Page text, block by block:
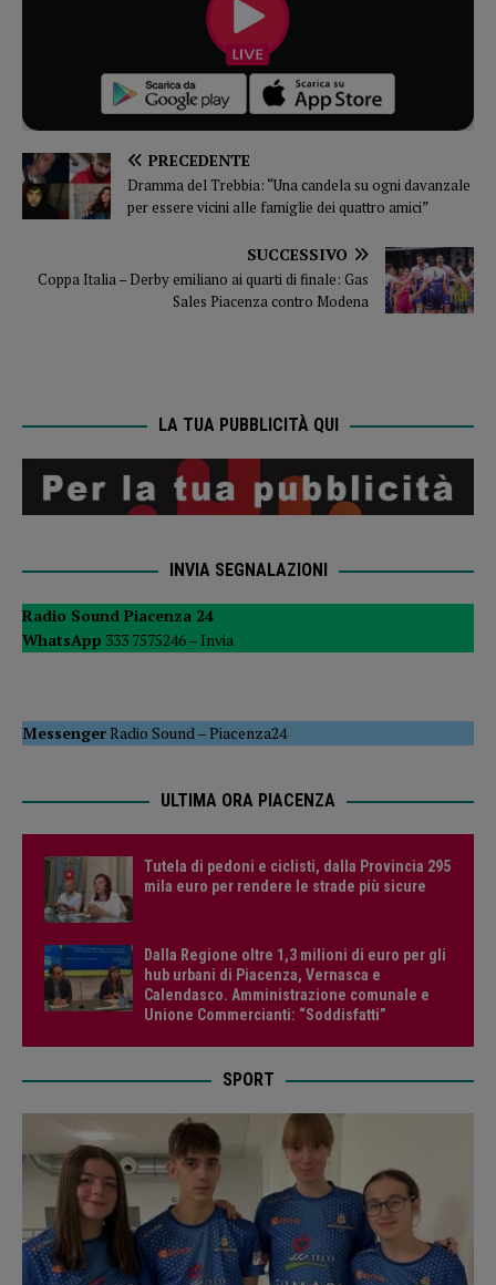
PRECEDENTE
Dramma del Trebbia: “Una candela su ogni davanzale
per essere vicini alle famiglie dei quattro amici”
SUCCESSIVO
Coppa Italia – Derby emiliano ai quarti di finale: Gas
Sales Piacenza contro Modena
LA TUA PUBBLICITÀ QUI
INVIA SEGNALAZIONI
Radio Sound Piacenza 24
WhatsApp 333 7575246 – Invia
MessengerRadio Sound –Piacenza24
ULTIMA ORA PIACENZA
Tutela di pedoni e ciclisti, dalla Provincia 295
mila euro per rendere le strade più sicure
Dalla Regione oltre 1,3 milioni di euro per gli
hub urbani di Piacenza, Vernasca e
Calendasco. Amministrazione comunale e
Unione Commercianti: “Soddisfatti”
SPORT